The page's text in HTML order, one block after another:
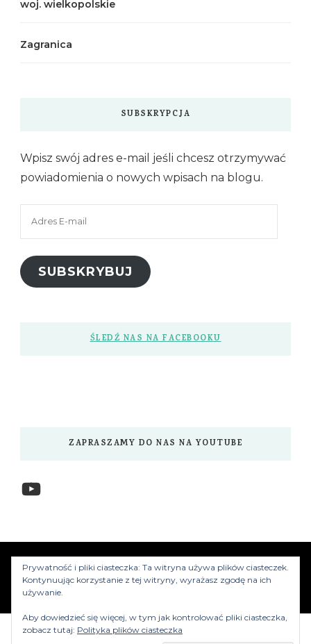
woj. wielkopolskie
Zagranica
SUBSKRYPCJA
Wpisz swój adres e-mail jeśli chcesz otrzymywać
powiadomienia o nowych wpisach na blogu.
SUBSKRYBUJ
ŚLEDŹ NAS NA FACEBOOKU
ZAPRASZAMY DO NAS NA YOUTUBE
YouTube
www.myzwiedzamy.pl Vilva | Stworzony przez
Blossom Themes.Silnik:WordPress
Prywatność i pliki ciasteczka: Ta witryna używa plików ciasteczek.
Kontynuując korzystanie z tej witryny, wyrażasz zgodę na ich
używanie.
Aby dowiedzieć się więcej, w tym jak kontrolować pliki ciasteczka,
zobacz tutaj: Polityka plików ciasteczka